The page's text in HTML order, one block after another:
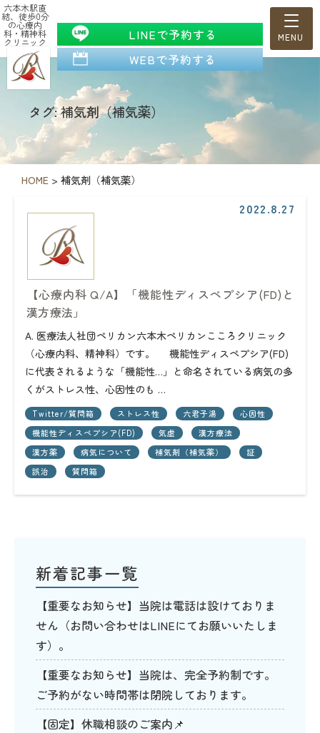
六本木駅直
結、徒歩0分
の心療内
科・精神科
クリニック
LINEで予約する
WEBで予約する
タグ: 補気剤（補気薬）
HOME > 補気剤（補気薬）
2022.8.27
【心療内科 Q/A】「機能性ディスペプシア(FD)と
漢方療法」
A. 医療法人社団ペリカン六本木ペリカンこころクリニック
（心療内科、精神科）です。 機能性ディスペプシア(FD)
に代表されるような「機能性…」と命名されている病気の多
くがストレス性、心因性のも …
Twitter/質問箱 ストレス性 六君子湯
心因性
機能性ディスペプシア(FD)
気虚
漢方療法
漢方薬
病気について 補気剤（補気薬）
証
誤治
質問箱
新着記事一覧
【重要なお知らせ】当院は電話は設けておりま
せん（お問い合わせはLINEにてお願いいたしま
す）。
【重要なお知らせ】当院は、完全予約制です。
ご予約がない時間帯は閉院しております。
【固定】休職相談のご案内📌